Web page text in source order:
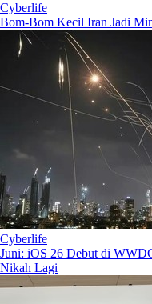
Cyberlife
Bom-Bom Kecil Iran Jadi
Cyberlife
Juni: iOS 26 Debut di
Nikah Lagi